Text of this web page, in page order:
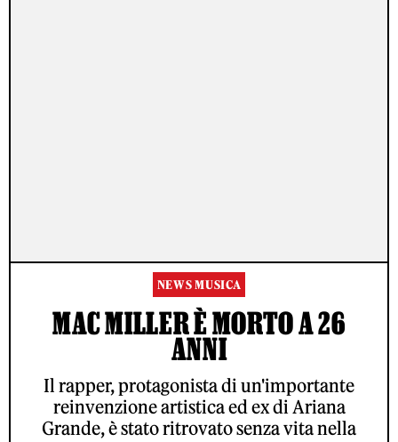
NEWS MUSICA
MAC MILLER È MORTO A 26
ANNI
Il rapper, protagonista di un'importante
reinvenzione artistica ed ex di Ariana
Grande, è stato ritrovato senza vita nella